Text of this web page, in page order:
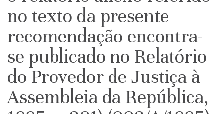
no texto da presente
recomendação encontra-
se publicado no Relatório
do Provedor de Justiça à
Assembleia da República,